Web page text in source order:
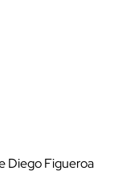
Diego Figueroa